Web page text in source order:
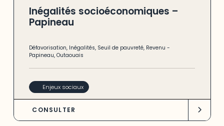
Inégalités socioéconomiques –
Papineau
Défavorisation, Inégalités, Seuil de pauvreté, Revenu -
Papineau,Outaouais
Enjeux sociaux
CONSULTER